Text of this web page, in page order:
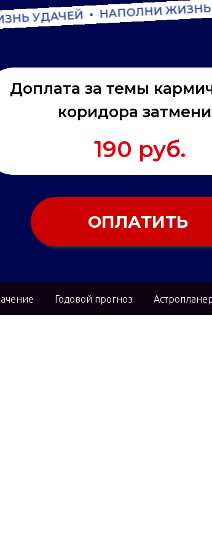
УДАЧЕЙ НАПОЛНИ ЖИЗНЬ
Доплата за темы
коридора
ОПЛАТИТЬ
190 руб.
Годовой прогноз